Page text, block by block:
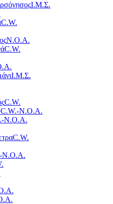
Ι.Μ.Σ.
C.W.
Ν.Ο.Α.
C.W.
Ι.Μ.Σ.
C.W.
C.W.-Ν.Ο.Α.
Ν.Ο.Α.
C.W.
Ν.Ο.Α.